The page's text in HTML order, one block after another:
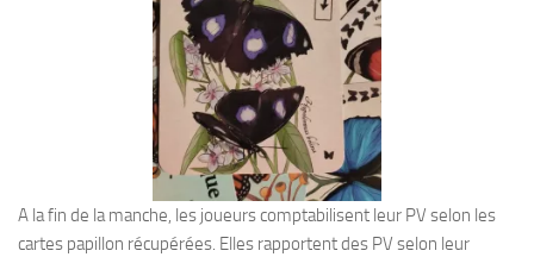
A la fin de la manche, les joueurs comptabilisent leur PV selon les
cartes papillon récupérées. Elles rapportent des PV selon leur